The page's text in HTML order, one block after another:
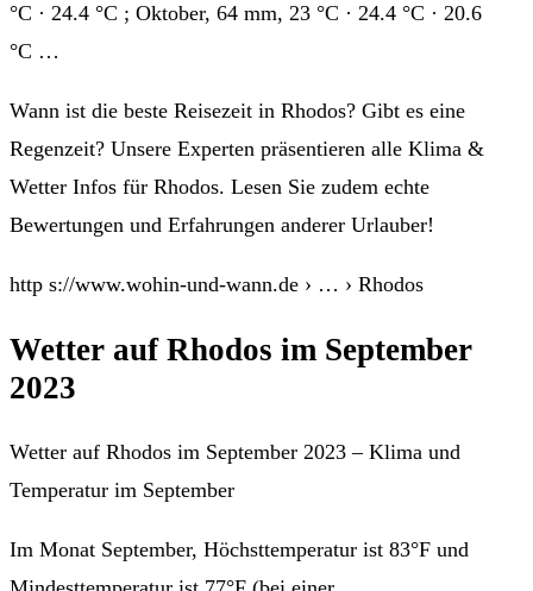
°C · 24.4 °C ; Oktober, 64 mm, 23 °C · 24.4 °C · 20.6
°C …
Wann ist die beste Reisezeit in Rhodos? Gibt es eine
Regenzeit? Unsere Experten präsentieren alle Klima &
Wetter Infos für Rhodos. Lesen Sie zudem echte
Bewertungen und Erfahrungen anderer Urlauber!
http s://www.wohin-und-wann.de › … › Rhodos
Wetter auf Rhodos im September
2023
Wetter auf Rhodos im September 2023 – Klima und
Temperatur im September
Im Monat September, Höchsttemperatur ist 83°F und